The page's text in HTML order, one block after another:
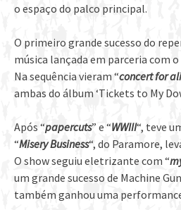
o espaço do palco principal.
O primeiro grande sucesso do
música lançada em parceria com
Na sequência vieram “concert for
ambas do álbum ‘Tickets to My
Após “papercuts” e “WWIII“, teve
“Misery Business“, do Paramore,
O show seguiu eletrizante com “
um grande sucesso de Machine
também ganhou uma